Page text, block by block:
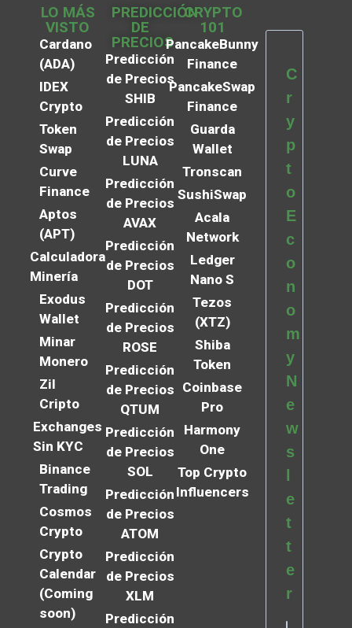
LO MÁS
VISTO
Cardano
(ADA)
IDEX
Crypto
Token
Swap
Curve
Finance
Aptos
(APT)
Calculadora
Minería
Exodus
Wallet
Minar
Monero
Zil
Cripto
Exchanges
Sin KYC
Binance
Trading
Cosmos
Crypto
Crypto
Calendar
(Coming
soon)
PREDICCIÓN
DE
PRECIOS
Predicción
de Precios
SHIB
Predicción
de Precios
LUNA
Predicción
de Precios
AVAX
Predicción
de Precios
DOT
Predicción
de Precios
ROSE
Predicción
de Precios
QTUM
Predicción
de Precios
SOL
Predicción
de Precios
ATOM
Predicción
de Precios
XLM
Predicción
CRYPTO
101
PancakeBunny
Finance
PancakeSwap
Finance
Guarda
Wallet
Tronscan
SushiSwap
Acala
Network
Ledger
Nano S
Tezos
(XTZ)
Shiba
Token
Coinbase
Pro
Harmony
One
Top Crypto
Influencers
C
r
y
p
t
o
E
c
o
n
o
m
y
N
e
w
s
e
t
t
e
r